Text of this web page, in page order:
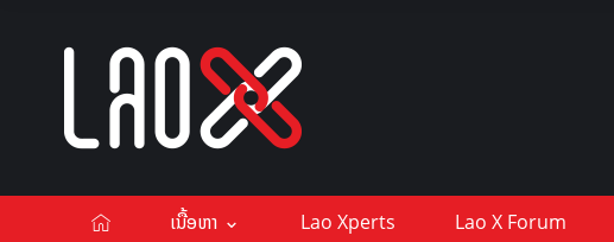
ເນື້ອຫາ Lao Xperts Lao X Forum